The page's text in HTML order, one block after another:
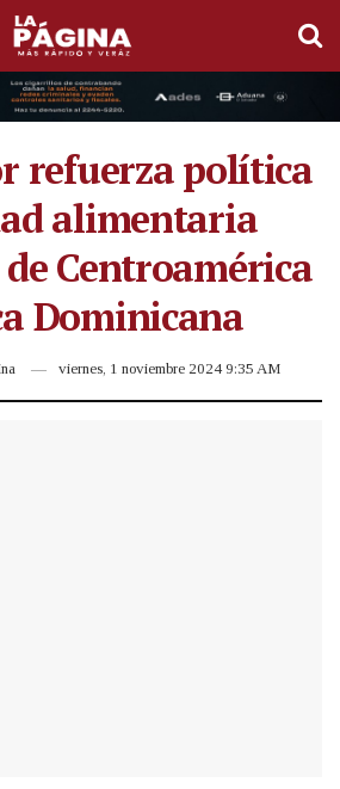
refuerza política
alimentaria
de Centroamérica
Dominicana
viernes, 1 noviembre 2024 9:35 AM